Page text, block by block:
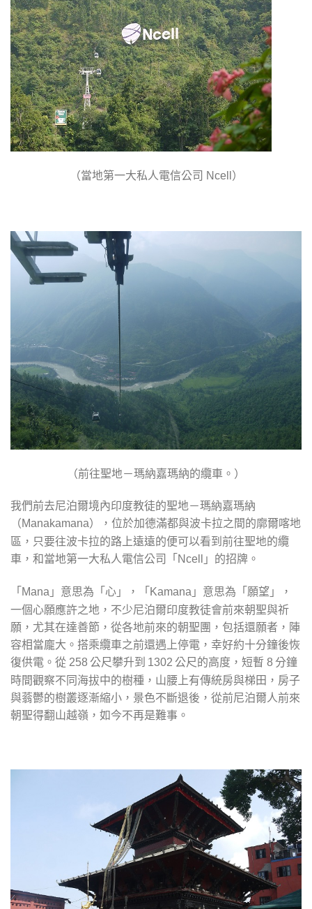
（當地第一大私人電信公司 Ncell ）
（前往聖地－瑪納嘉瑪納的纜車。）
我們前去尼泊爾境內印度教徒的聖地－瑪納嘉瑪納
（Manakamana），位於加德滿都與波卡拉之間的廓爾喀地
區，只要往波卡拉的路上遠遠的便可以看到前往聖地的纜
車，和當地第一大私人電信公司「Ncell 」的招牌。
「Mana 」意思為「心」，「Kamana 」意思為「願望」，
一個心願應許之地，不少尼泊爾印度教徒會前來朝聖與祈
願，尤其在達善節，從各地前來的朝聖團，包括還願者，陣
容相當龐大。搭乘纜車之前還遇上停電，幸好約十分鐘後恢
復供電。從 258 公尺攀升到 1302 公尺的高度，短暫 8 分鐘
時間觀察不同海拔中的樹種，山腰上有傳統房與梯田，房子
與蓊鬱的樹叢逐漸縮小，景色不斷退後，從前尼泊爾人前來
朝聖得翻山越嶺，如今不再是難事。